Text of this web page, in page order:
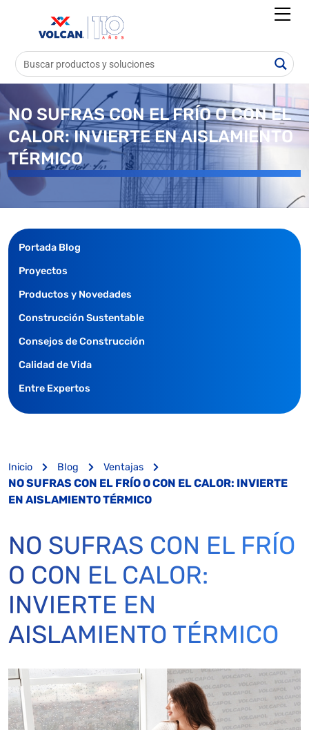
NO SUFRAS CON EL FRÍO O CON EL
CALOR: INVIERTE EN AISLAMIENTO
TÉRMICO
Portada Blog
Proyectos
Productos y Novedades
Construcción Sustentable
Consejos de Construcción
Calidad de Vida
Entre Expertos
Inicio Blog Ventajas
NO SUFRAS CON EL FRÍO O CON EL CALOR: INVIERTE
EN AISLAMIENTO TÉRMICO
NO SUFRAS CON EL FRÍO
O CON EL CALOR:
INVIERTE EN
AISLAMIENTO TÉRMICO